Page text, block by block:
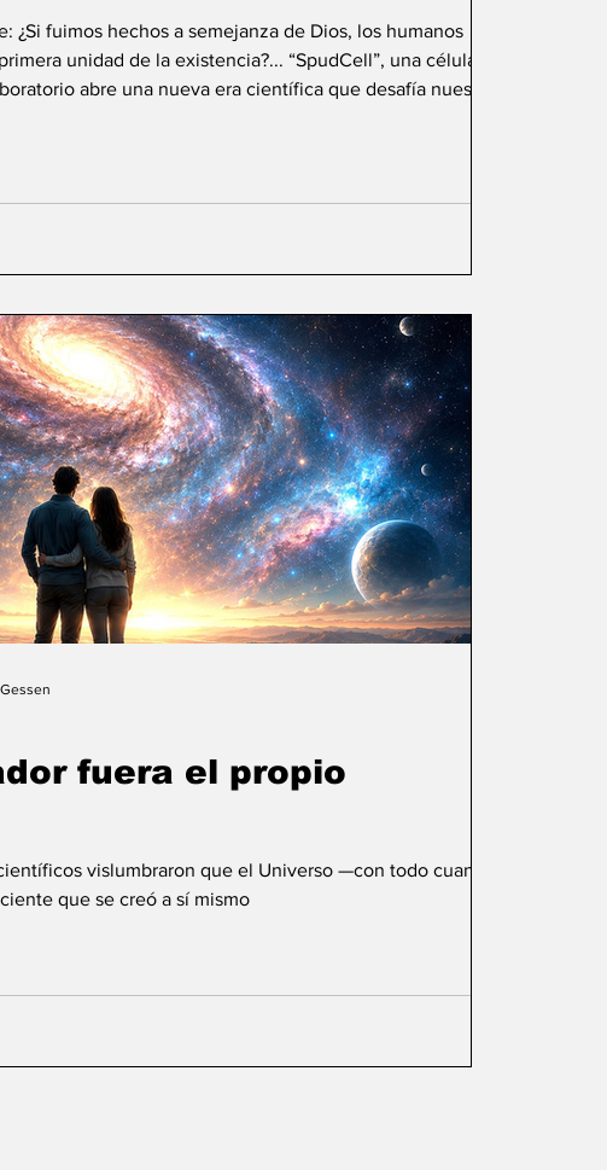
¿Si fuimos hechos a semejanza de Dios, los humanos
unidad de la existencia?... “SpudCell”, una célula
abre una nueva era científica que desafía nuestras
fuera el propio
vislumbraron que el Universo —con todo cuanto
que se creó a sí mismo